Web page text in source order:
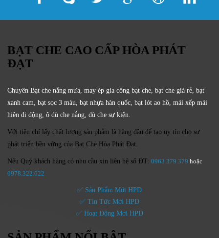
BẠT CHE CAO CẤP HÒA PHÁT
ĐẠT
Chuyên Bạt che nắng mưa, may ép gia công bạt che, bạt che giá rẻ, bạt
xanh cam, bạt sọc 3 màu, bạt nhựa hàn quốc, bạt lót ao hồ, mái xếp mái
hiên di động, ô dù che nắng, dù che sự kiện.
Với tiêu chí lấy chất lượng sản phẩm là hàng đầu để tạo uy tín cho sự
phát triển bền vững của Bạt Che Hòa Phát Đạt.
Nếu Quý khách hàng có nhu cầu xin liên hệ số ĐT: 0963.379.379 hoặc
0978.322.622
✅ Sản Phẩm Mới HPD
✅ Tin Tức Mới HPD
✅ Hoạt Động Mới HPD